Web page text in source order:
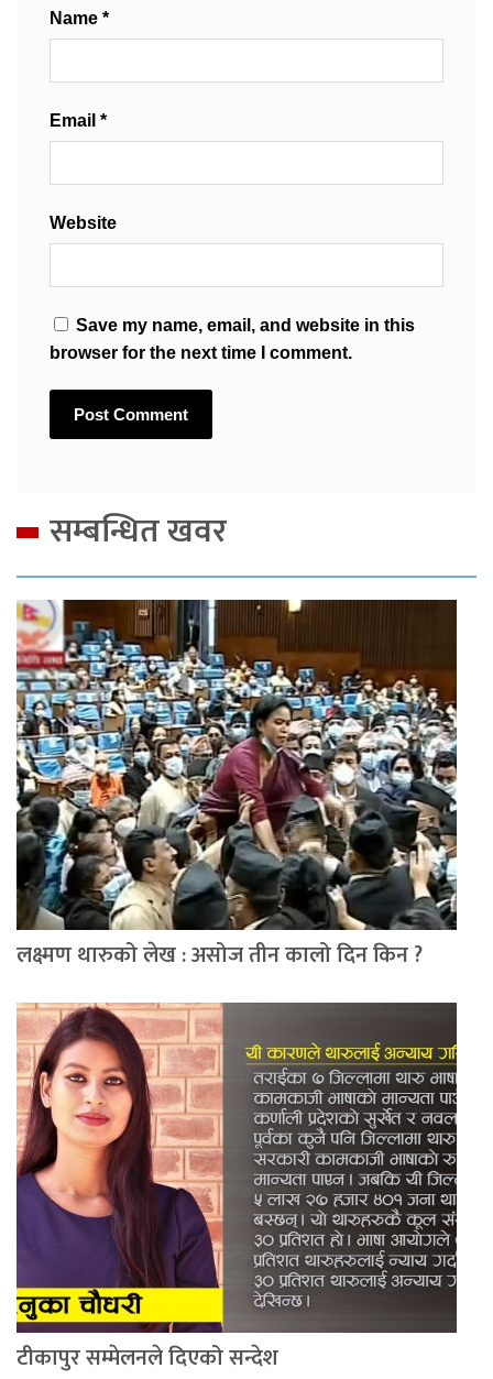
Name *
Email *
Website
Save my name, email, and website in this
browser for the next time I comment.
सम्बन्धित खवर
लक्ष्मण थारुको लेख : असोज तीन कालो दिन किन ?
टीकापुर सम्मेलनले दिएको सन्देश